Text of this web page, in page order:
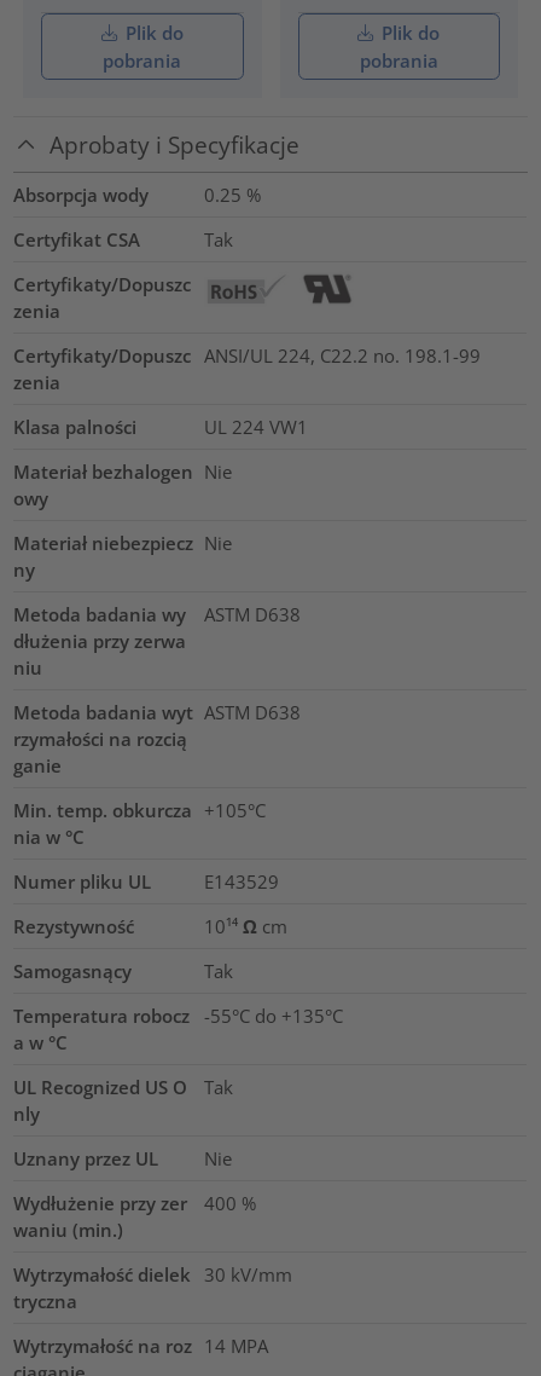
Plik do
pobrania
Plik do
pobrania
Aprobaty i Specyfikacje
Absorpcja wody 0.25 %
Certyfikat CSA
Tak
Certyfikaty/Dopuszc
zenia
Certyfikaty/Dopuszc
zenia
ANSI/UL 224, C22.2 no. 198.1-99
Klasa palności
UL 224 VW1
Materiał bezhalogen
owy
Nie
Materiał niebezpiecz
ny
Nie
Metoda badania wy
dłużenia przy zerwa
niu
ASTM D638
Metoda badania wyt
rzymałości na rozcią
ganie
ASTM D638
Min. temp. obkurcza
nia w °C
+105°C
Numer pliku UL
E143529
Rezystywność
10¹⁴ Ω cm
Samogasnący
Tak
Temperatura robocz
a w °C
-55°C do +135°C
UL Recognized US O
nly
Tak
Uznany przez UL
Nie
Wydłużenie przy zer
waniu (min.)
400 %
Wytrzymałość dielek
tryczna
30 kV/mm
Wytrzymałość na roz 14 MPA